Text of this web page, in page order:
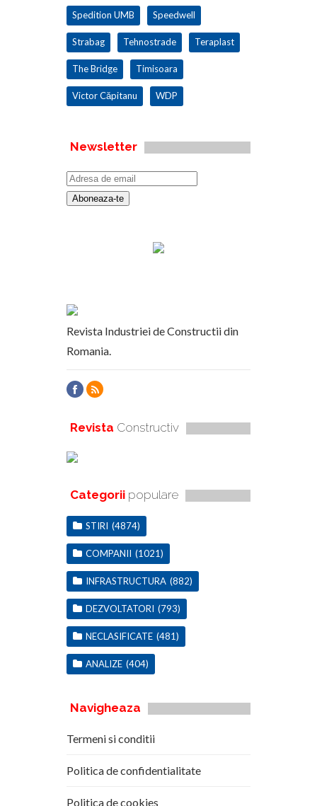
Spedition UMB Speedwell
Strabag Tehnostrade Teraplast
The Bridge Timisoara
Victor Căpitanu WDP
Newsletter
Revista Industriei de Constructii din
Romania.
Revista Constructiv
Categorii populare
STIRI (4874)
COMPANII (1021)
INFRASTRUCTURA (882)
DEZVOLTATORI (793)
NECLASIFICATE (481)
ANALIZE (404)
Navigheaza
Termeni si conditii
Politica de confidentialitate
Politica de cookies